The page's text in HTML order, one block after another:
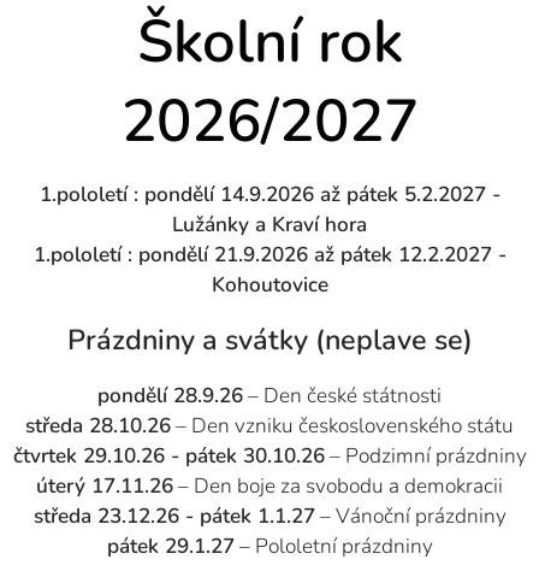
Školní rok
2026/2027
1.pololetí : pondělí 14.9.2026až pátek 5.2.2027 -
Lužánky a Kraví hora
1.pololetí : pondělí 21.9.2026 až pátek 12.2.2027 -
Kohoutovice
Prázdniny a svátky (neplave se)
pondělí 28.9.26– Den české státnosti
středa 28.10.26– Den vzniku československého státu
čtvrtek 29.10.26 - pátek 30.10.26– Podzimní prázdniny
úterý 17.11.26– Den boje za svobodu a demokracii
středa 23.12.26 - pátek 1.1.27– Vánoční prázdniny
pátek 29.1.27– Pololetní prázdniny